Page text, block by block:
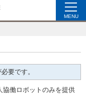
MENU
要です。
働ロボットのみを提供